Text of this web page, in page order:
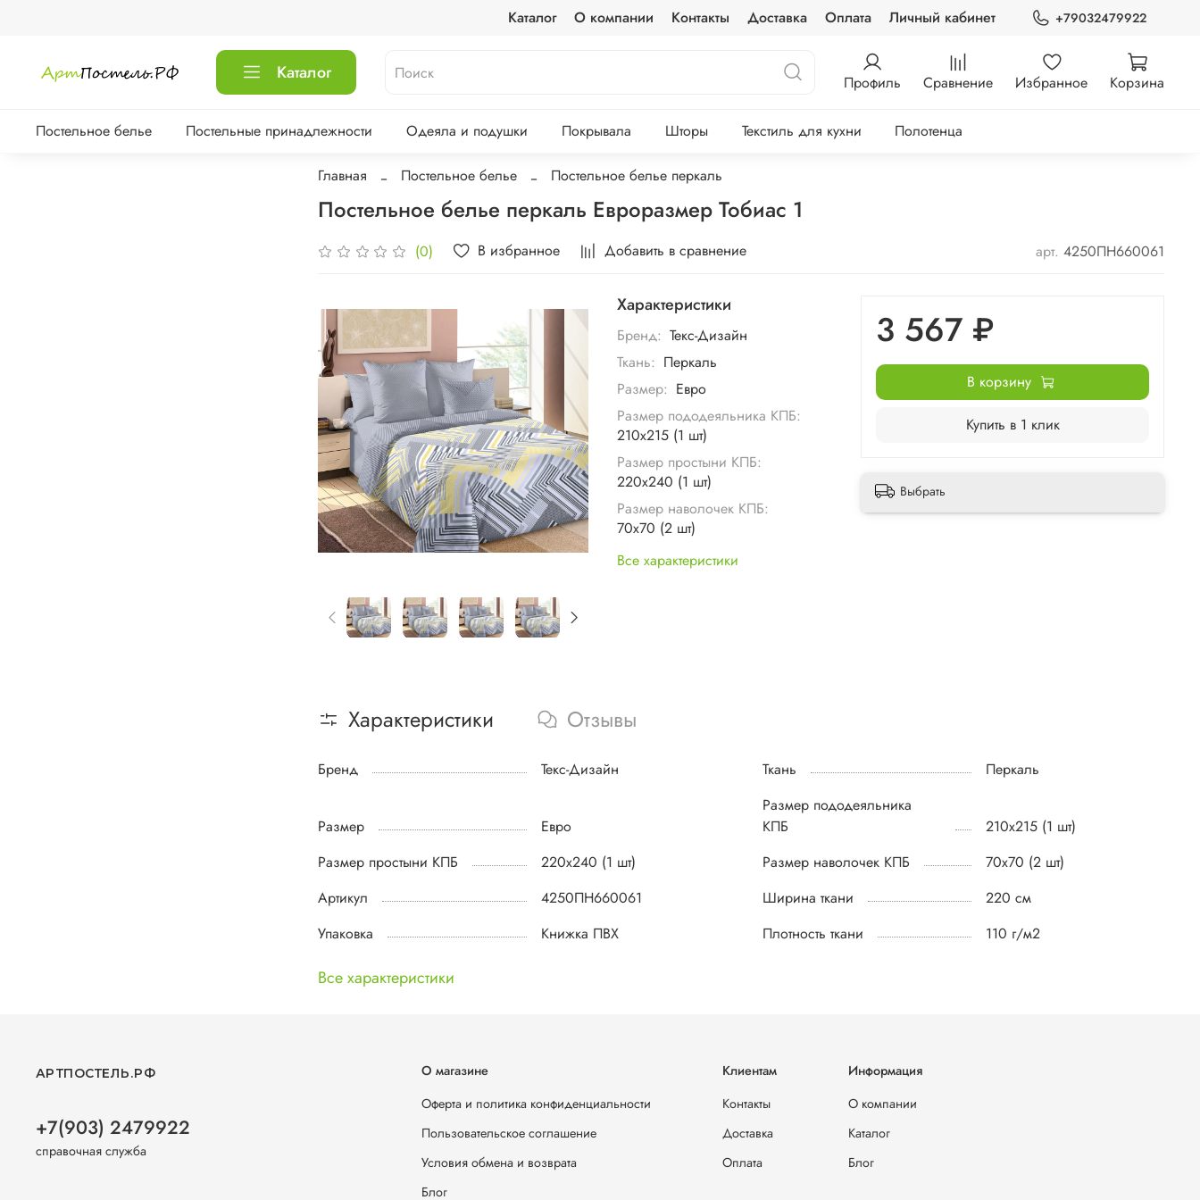
Каталог О компании Контакты Доставка Оплата Личный кабинет +79032479922
Каталог Профиль Сравнение Избранное Корзина
Постельное белье Постельные принадлежности Одеяла и подушки Покрывала Шторы Текстиль для кухни Полотенца
Главная Постельное белье Постельное белье перкаль
Постельное белье перкаль Евроразмер Тобиас 1
(0) В избранное Добавить в сравнение арт. 4250ПН660061
Характеристики
Бренд: Текс-Дизайн
Ткань: Перкаль
Размер: Евро
Размер пододеяльника КПБ:
210х215 (1 шт)
Размер простыни КПБ:
220х240 (1 шт)
Размер наволочек КПБ:
70х70 (2 шт)
Все характеристики
3 567 ₽
В корзину
Купить в 1 клик
Выбрать
Характеристики Отзывы
Бренд Текс-Дизайн Ткань Перкаль
Размер Евро
Размер пододеяльника
КПБ
210х215 (1 шт)
Размер простыни КПБ
220х240 (1 шт) Размер наволочек КПБ
70х70 (2 шт)
Артикул
4250ПН660061 Ширина ткани
220 см
Упаковка
Книжка ПВХ Плотность ткани 110 г/м2
Все характеристики
О магазине
Оферта и политика конфиденциальности
Пользовательское соглашение
Условия обмена и возврата
Блог
Клиентам
Контакты
Доставка
Оплата
Информация
О компании
Каталог
Блог
АРТПОСТЕЛЬ.РФ
+7(903) 2479922
справочная служба